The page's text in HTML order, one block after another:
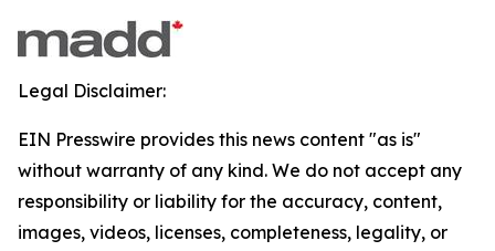
Legal Disclaimer:
EIN Presswire provides this news content "as is"
without warranty of any kind. We do not accept any
responsibility or liability for the accuracy, content,
images, videos, licenses, completeness, legality, or